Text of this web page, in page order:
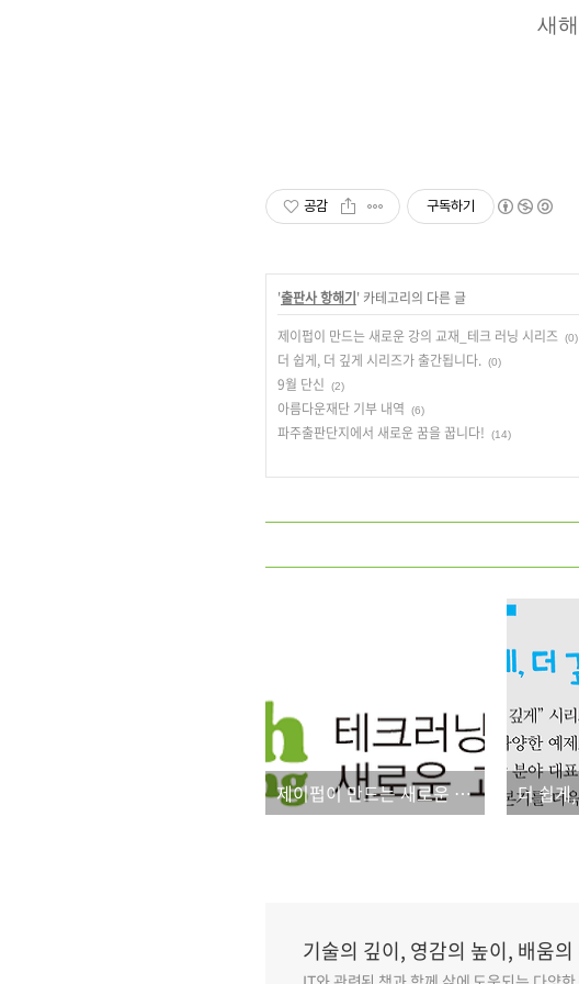
새
공감 구독하기
'출판사 항해기' 카테고리의 다른 글
제이펍이 만드는 새로운 강의 교재_테크 러닝 시리즈
(0)
더 쉽게, 더 깊게 시리즈가 출간됩니다. (0)
9월 단신 (2)
아름다운재단 기부 내역 (6)
파주출판단지에서 새로운 꿈을 꿉니다! (14)
제이펍이 만드는 새로운 강의 교재_테크 러닝 시리즈
기술의 깊이, 영감의 높이, 배움의